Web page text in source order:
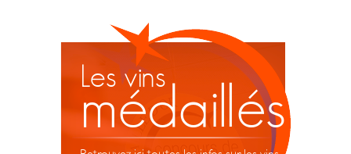
Les vins
médaillés